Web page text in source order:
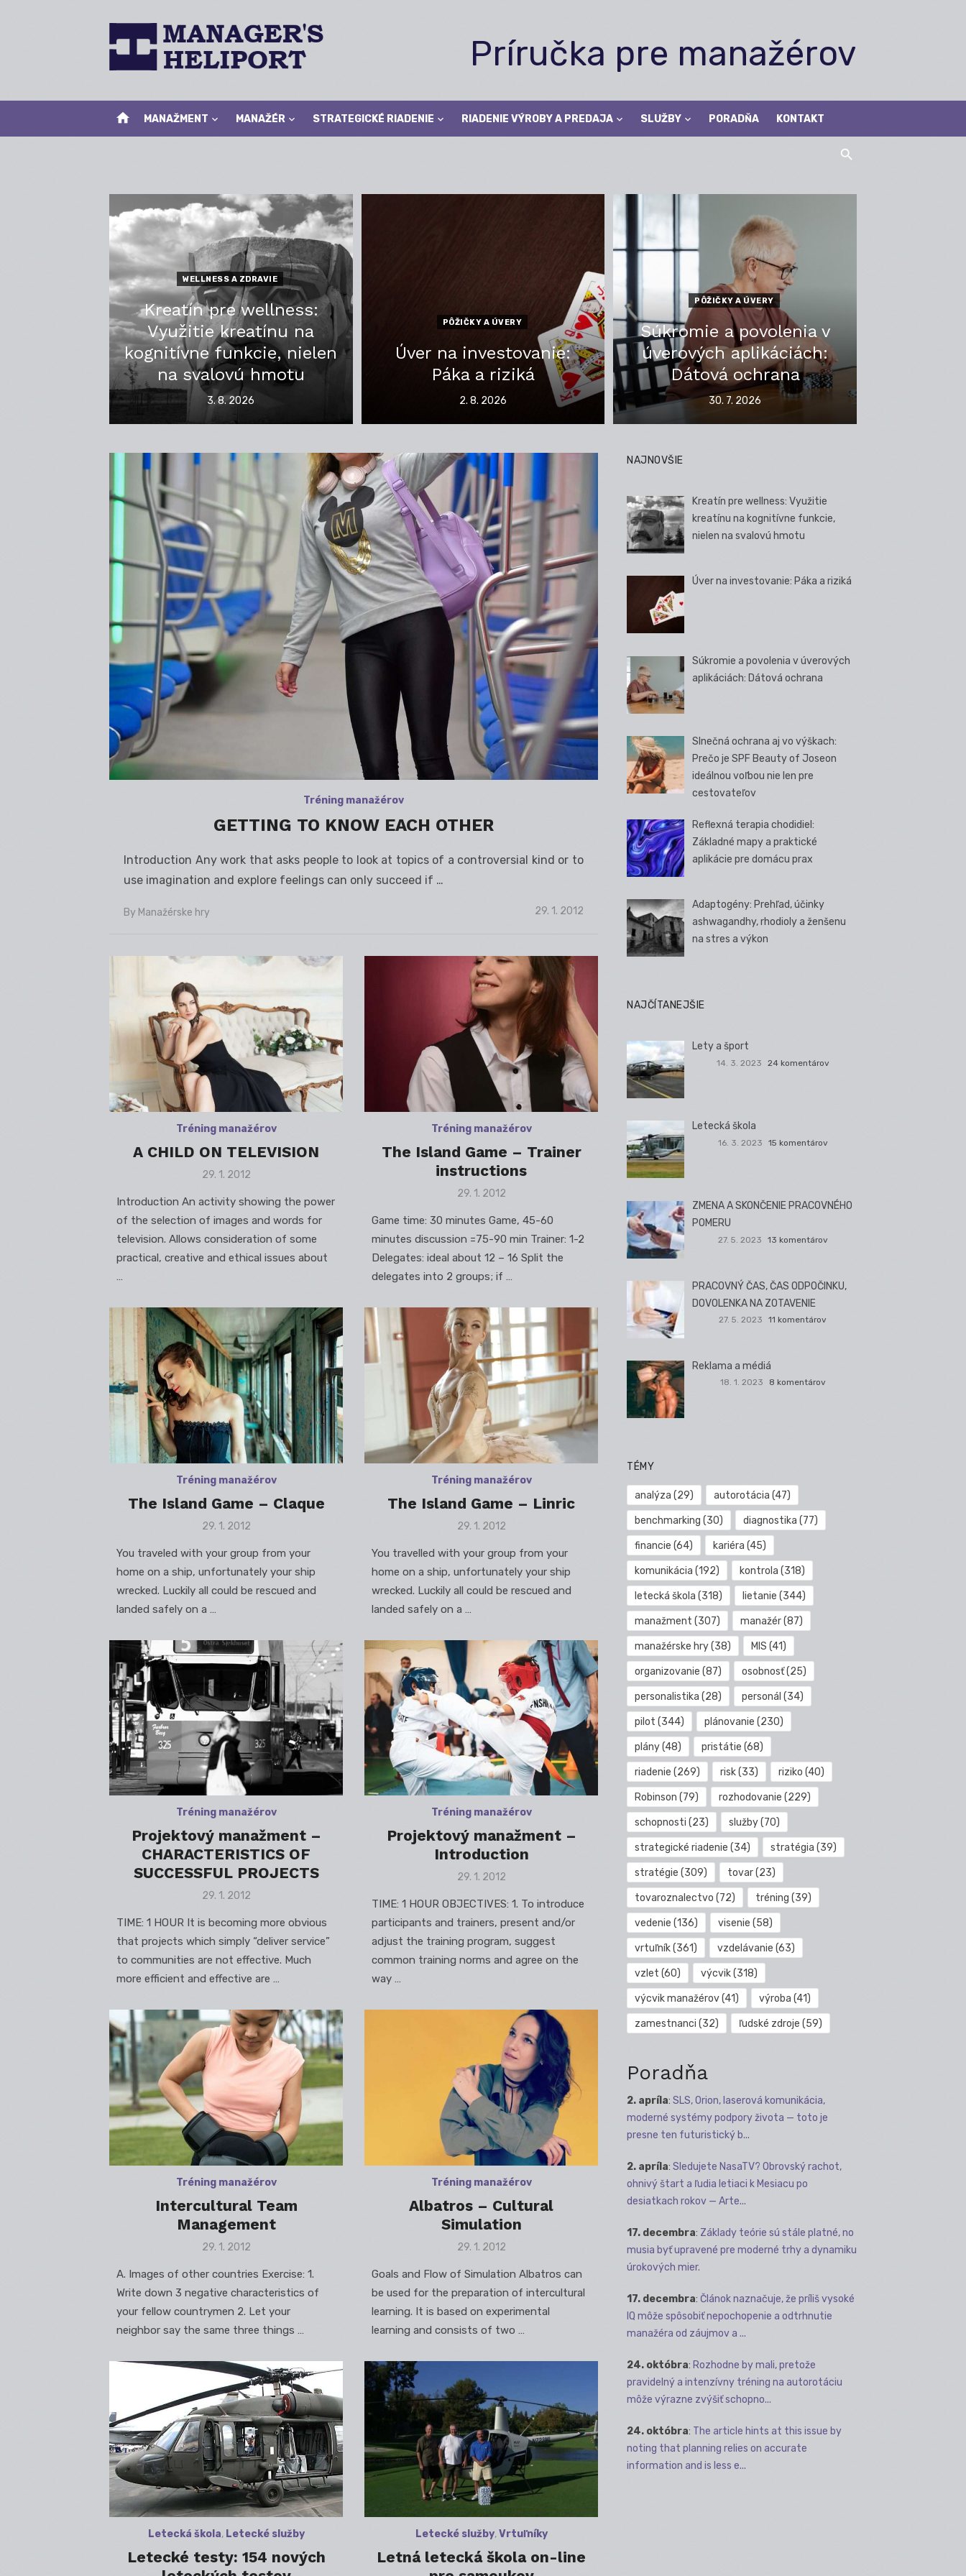
Príručka pre manažérov
home MANAŽMENT MANAŽÉR STRATEGICKÉ RIADENIE RIADENIE VÝROBY A PREDAJA SLUŽBY PORADŇA KONTAKT
WELLNESS A ZDRAVIE
Kreatín pre wellness:
Využitie kreatínu na
kognitívne funkcie, nielen
na svalovú hmotu
Posted
on
3. 8. 2026
PÔŽIČKY A ÚVERY
Úver na investovanie:
Páka a riziká
Posted
2. 8. 2026
PÔŽIČKY A ÚVERY
Súkromie a povolenia v
úverových aplikáciách:
Dátová ochrana
Posted
30. 7. 2026
Tréning manažérov
GETTING TO KNOW EACH OTHER
Introduction Any work that asks people to look at topics of a controversial kind or to
use imagination and explore feelings can only succeed if …
By Manažérske hry
Posted
29. 1. 2012
Tréning manažérov
A CHILD ON TELEVISION
Posted
29. 1. 2012
Introduction An activity showing the power
of the selection of images and words for
television. Allows consideration of some
practical, creative and ethical issues about
…
Tréning manažérov
The Island Game – Trainer
instructions
Posted
29. 1. 2012
Game time: 30 minutes Game, 45-60
minutes discussion =75-90 min Trainer: 1-2
Delegates: ideal about 12 – 16 Split the
delegates into 2 groups; if …
Tréning manažérov
The Island Game – Claque
Posted
29. 1. 2012
You traveled with your group from your
home on a ship, unfortunately your ship
wrecked. Luckily all could be rescued and
landed safely on a …
Tréning manažérov
The Island Game – Linric
Posted
29. 1. 2012
You travelled with your group from your
home on a ship, unfortunately your ship
wrecked. Luckily all could be rescued and
landed safely on a …
Tréning manažérov
Projektový manažment –
CHARACTERISTICS OF
SUCCESSFUL PROJECTS
Posted
29. 1. 2012
TIME: 1 HOUR It is becoming more obvious
that projects which simply “deliver service”
to communities are not effective. Much
more efficient and effective are …
Tréning manažérov
Projektový manažment –
Introduction
Posted
29. 1. 2012
TIME: 1 HOUR OBJECTIVES: 1. To introduce
participants and trainers, present and/or
adjust the training program, suggest
common training norms and agree on the
way …
Tréning manažérov
Intercultural Team
Management
Posted
29. 1. 2012
A. Images of other countries Exercise: 1.
Write down 3 negative characteristics of
your fellow countrymen 2. Let your
neighbor say the same three things …
Tréning manažérov
Albatros – Cultural
Simulation
Posted
29. 1. 2012
Goals and Flow of Simulation Albatros can
be used for the preparation of intercultural
learning. It is based on experimental
learning and consists of two …
Letecká škola, Letecké služby
Letecké testy: 154 nových
Letecké služby,Vrtuľníky
Letná letecká škola on-line
NAJNOVŠIE
Kreatín pre wellness: Využitie
kreatínu na kognitívne funkcie,
nielen na svalovú hmotu
Úver na investovanie: Páka a riziká
Súkromie a povolenia v úverových
aplikáciách: Dátová ochrana
Slnečná ochrana aj vo výškach:
Prečo je SPF Beauty of Joseon
ideálnou voľbou nie len pre
cestovateľov
Reflexná terapia chodidiel:
Základné mapy a praktické
aplikácie pre domácu prax
Adaptogény: Prehľad, účinky
ashwagandhy, rhodioly a ženšenu
na stres a výkon
NAJČÍTANEJŠIE
Lety a šport
14. 3. 2023 24 komentárov
Letecká škola
16. 3. 2023 15 komentárov
ZMENA A SKONČENIE PRACOVNÉHO
POMERU
27. 5. 2023 13 komentárov
PRACOVNÝ ČAS, ČAS ODPOČINKU,
DOVOLENKA NA ZOTAVENIE
27. 5. 2023 11 komentárov
Reklama a médiá
18. 1. 2023 8 komentárov
TÉMY
analýza (29) autorotácia (47)
benchmarking (30) diagnostika (77)
financie (64) kariéra (45)
komunikácia (192) kontrola (318)
letecká škola (318) lietanie (344)
manažment (307) manažér(87)
manažérske hry(38) MIS (41)
organizovanie (87) osobnosť(25)
personalistika (28) personál (34)
pilot (344) plánovanie (230)
plány(48) pristátie (68)
riadenie (269) risk(33) riziko (40)
Robinson (79) rozhodovanie (229)
schopnosti (23) služby(70)
strategické riadenie (34) stratégia (39)
stratégie (309) tovar(23)
tovaroznalectvo (72) tréning (39)
vedenie (136) visenie (58)
vrtuľník(361) vzdelávanie (63)
vzlet (60) výcvik(318)
výcvik manažérov(41) výroba (41)
zamestnanci (32) ľudské zdroje (59)
Poradňa
2. apríla: SLS, Orion, laserová komunikácia,
moderné systémy podpory života — toto je
presne ten futuristický b...
2. apríla: Sledujete NasaTV? Obrovský rachot,
ohnivý štart a ľudia letiaci k Mesiacu po
desiatkach rokov — Arte...
17. decembra: Základy teórie sú stále platné, no
musia byť upravené pre moderné trhy a dynamiku
úrokových mier.
17. decembra: Článok naznačuje, že príliš vysoké
IQ môže spôsobiť nepochopenie a odtrhnutie
manažéra od záujmov a ...
24. októbra: Rozhodne by mali, pretože
pravidelný a intenzívny tréning na autorotáciu
môže výrazne zvýšiť schopno...
24. októbra: The article hints at this issue by
noting that planning relies on accurate
information and is less e...